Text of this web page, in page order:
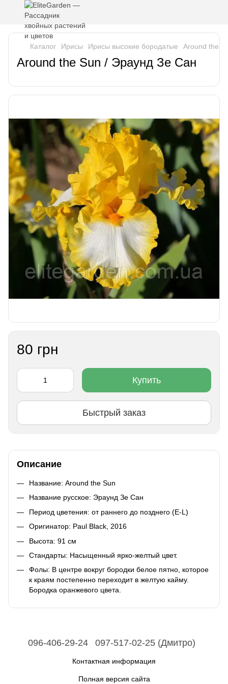
Каталог Ирисы Ирисы высокие бородатые Around the
Around the Sun / Эраунд Зе Сан
80 грн
Купить
Быстрый заказ
Описание
Название: Around the Sun
Название русское: Эраунд Зе Сан
Период цветения: от раннего до позднего (Е-L)
Оригинатор: Paul Black, 2016
Высота: 91 см
Стандарты: Насыщенный ярко-желтый цвет.
Фолы: В центре вокруг бородки белое пятно, которое
к краям постепенно переходит в желтую кайму.
Бородка оранжевого цвета.
096-406-29-24 097-517-02-25 (Дмитро)
Контактная информация
Полная версия сайта